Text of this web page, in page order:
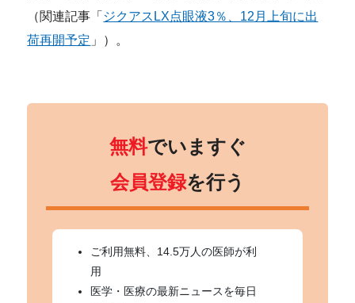
（関連記事「 ジクアスLX点眼液3％、12月上旬に出
荷再開予定 」）。
無料でいますぐ
会員登録を行う
ご利用無料、14.5万人の医師が利
用
医学・医療の最新ニュースを毎日